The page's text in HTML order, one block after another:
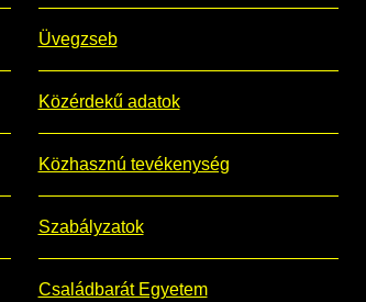
Üvegzseb
Közérdekű adatok
Közhasznú tevékenység
Szabályzatok
Családbarát Egyetem